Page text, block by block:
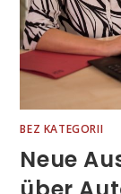
BEZ KATEGORII
Neue